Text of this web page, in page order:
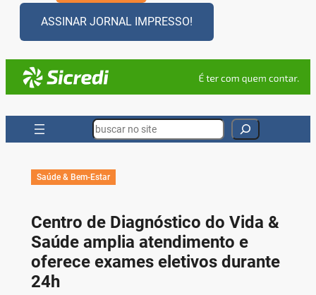
ASSINAR JORNAL IMPRESSO!
Search
Saúde & Bem-Estar
Centro de Diagnóstico do Vida &
Saúde amplia atendimento e
oferece exames eletivos durante
24h